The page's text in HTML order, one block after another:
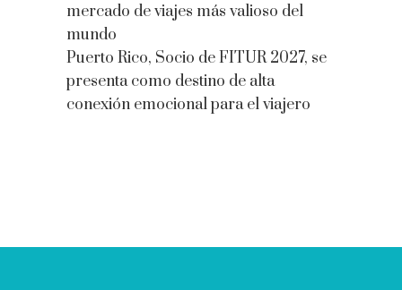
mercado de viajes más valioso del
mundo
Puerto Rico, Socio de FITUR 2027, se
presenta como destino de alta
conexión emocional para el viajero